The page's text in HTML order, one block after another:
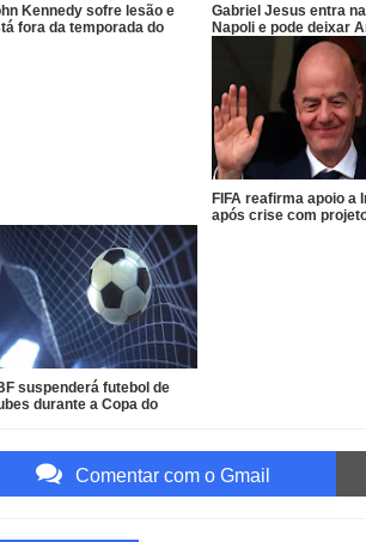
Kennedy sofre lesão e
fora da temporada do
Gabriel Jesus entra
Napoli e pode deixar
FIFA reafirma apoio a
após crise com
suspenderá futebol de
durante a Copa do
Comentar com o Gmail